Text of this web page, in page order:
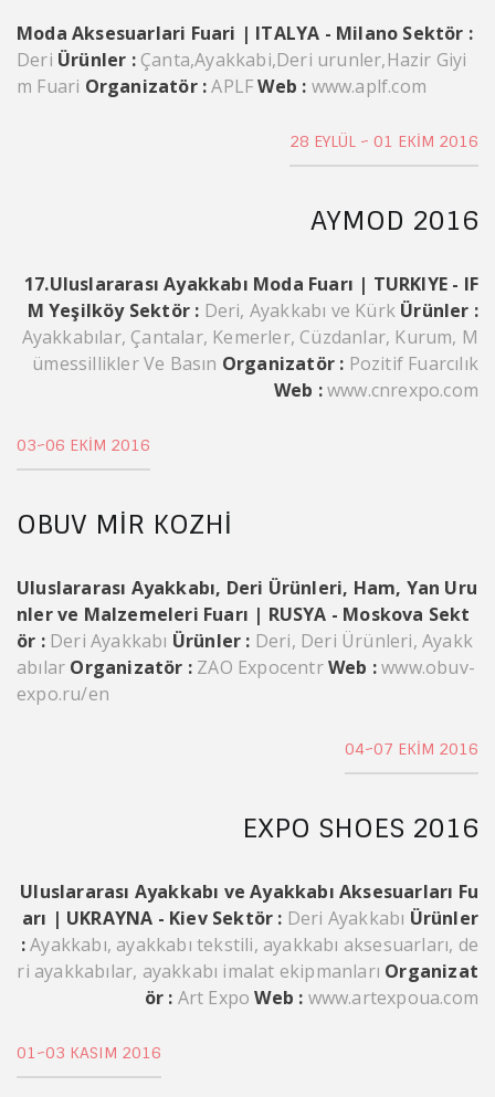
Moda Aksesuarlari Fuari | ITALYA - Milano Sektör :
Deri Ürünler :Çanta,Ayakkabi,Deri urunler,Hazir Giyi
m Fuari Organizatör :APLFWeb : www.aplf.com
28 EYLÜL ~ 01 EKIM 2016
AYMOD 2016
17.Uluslararası Ayakkabı Moda Fuarı | TURKIYE - IF
M Yeşilköy Sektör : Deri, Ayakkabı ve Kürk Ürünler :
Ayakkabılar, Çantalar, Kemerler, Cüzdanlar, Kurum, M
ümessillikler Ve Basın Organizatör : Pozitif Fuarcılık
Web :www.cnrexpo.com
03~06 EKIM 2016
OBUV MIR KOZHI
Uluslararası Ayakkabı, Deri Ürünleri, Ham, Yan Uru
nler ve Malzemeleri Fuarı | RUSYA - Moskova Sekt
ör :Deri Ayakkabı Ürünler : Deri, Deri Ürünleri, Ayakk
abılar Organizatör : ZAO ExpocentrWeb :www.obuv-
expo.ru/en
04~07 EKIM 2016
EXPO SHOES 2016
Uluslararası Ayakkabı ve Ayakkabı Aksesuarları Fu
arı | UKRAYNA - Kiev Sektör : Deri Ayakkabı Ürünler
:Ayakkabı, ayakkabı tekstili, ayakkabı aksesuarları, de
ri ayakkabılar, ayakkabı imalat ekipmanları Organizat
ör : Art ExpoWeb : www.artexpoua.com
01~03 KASIM 2016